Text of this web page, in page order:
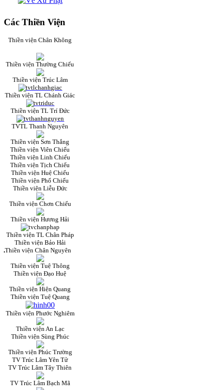
Các Thiền Viện
Thiền viện Chân Không
Thiền viện Thường Chiếu
Thiền viện Trúc Lâm
Thiền viện TL Chánh Giác
Thiền viện TL Trí Đức
TVTL Thanh Nguyên
Thiền viện Sơn Thắng
Thiền viện Viên Chiếu
Thiền viện Linh Chiếu
Thiền viện Tịch Chiếu
Thiền viện Huệ Chiếu
Thiền viện Phổ Chiếu
Thiền viện Liễu Đức
Thiền viện Chơn Chiếu
Thiền viện Hương Hải
Thiền viện TL Chân Pháp
Thiền viện Bảo Hải
Thiền viện Chân Nguyên
Thiền viện Tuệ Thông
Thiền viện Đạo Huệ
Thiền viện Hiện Quang
Thiền viện Tuệ Quang
Thiền viện Phước Nghiêm
Thiền viện An Lạc
Thiền viện Sùng Phúc
Thiền viện Phúc Trường
TV Trúc Lâm Yên Tử
TV Trúc Lâm Tây Thiên
TV Trúc Lâm Bạch Mã